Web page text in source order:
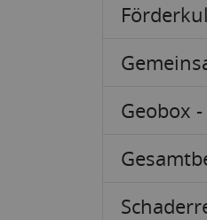
Geobox